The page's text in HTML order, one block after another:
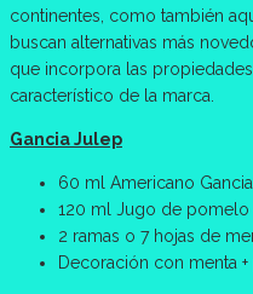
continentes, como también
buscan alternativas más
que incorpora las
característico de la marca.
Gancia Julep
60 ml Americano Gancia
120 ml Jugo de
2 ramas o 7 hojas de
Decoración con menta